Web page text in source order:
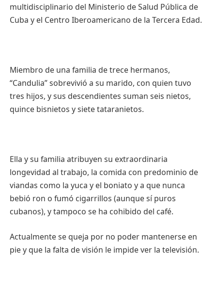
multidisciplinario del Ministerio de Salud Pública de
Cuba y el Centro Iberoamericano de la Tercera Edad.
Miembro de una familia de trece hermanos,
“Candulia” sobrevivió a su marido, con quien tuvo
tres hijos, y sus descendientes suman seis nietos,
quince bisnietos y siete tataranietos.
Ella y su familia atribuyen su extraordinaria
longevidad al trabajo, la comida con predominio de
viandas como la yuca y el boniato y a que nunca
bebió ron o fumó cigarrillos (aunque sí puros
cubanos), y tampoco se ha cohibido del café.
Actualmente se queja por no poder mantenerse en
pie y que la falta de visión le impide ver la televisión.